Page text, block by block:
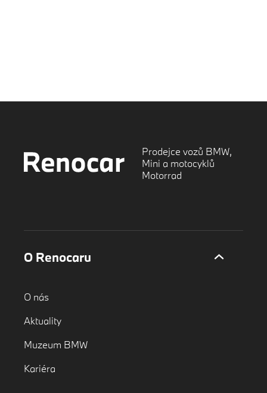
Prodejce vozů BMW,
Mini a motocyklů
Motorrad
O Renocaru
O nás
Aktuality
Muzeum BMW
Kariéra